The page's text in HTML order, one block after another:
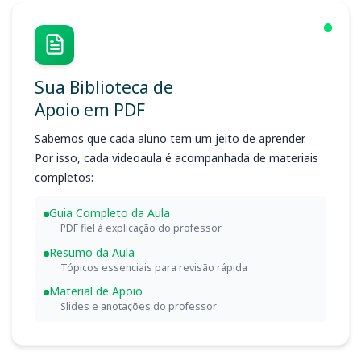
Sua Biblioteca de
Apoio em PDF
Sabemos que cada aluno tem um jeito de aprender.
Por isso, cada videoaula é acompanhada de materiais
completos:
Guia Completo da Aula
PDF fiel à explicação do professor
Resumo da Aula
Tópicos essenciais para revisão rápida
Material de Apoio
Slides e anotações do professor